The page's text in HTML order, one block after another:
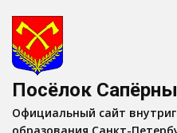
Цвет:A
Посёлок
Официальный сайт